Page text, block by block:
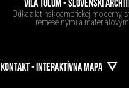
VILA TULUM - SLOVENSKÍ
Odkaz latinskoamerickej moderny,
remeselnými a
KONTAKT - INTERAKTÍVNA MAPA